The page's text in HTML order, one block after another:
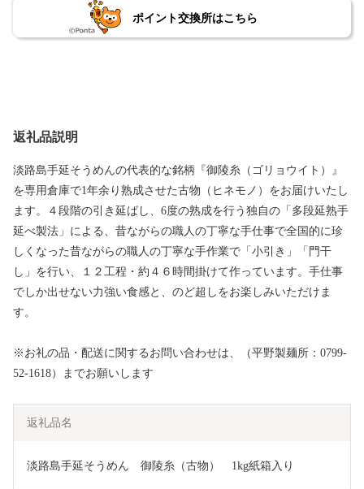
ポイント交換所はこちら
返礼品説明
淡路島手延そうめんの代表的な銘柄『御陵糸（ゴリョウイト）』
を専用倉庫で1年余り熟成させた古物（ヒネモノ）をお届けいたし
ます。４段階の引き延ばし、6度の熟成を行う独自の「多段延熟手
延べ製法」による、昔ながらの職人の丁寧な手仕事で全国的に珍
しくなった昔ながらの職人の丁寧な手作業で「小引き」「門干
し」を行い、１２工程・約４６時間掛けて作っています。手仕事
でしか出せない力強い食感と、のど超しをお楽しみいただけま
す。
※お礼の品・配送に関するお問い合わせは、（平野製麺所：0799-
52-1618）までお願いします
返礼品名
淡路島手延そうめん　御陵糸（古物）　1kg紙箱入り